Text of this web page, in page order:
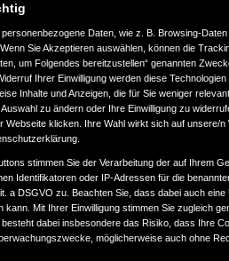
Daten, wie z. B. Browsing-Daten
Sie Akzeptieren auswählen, können die
um Folgendes bereitzustellen“ genannten
Ihrer Einwilligung werden diese
Inhalte und Anzeigen, die für Sie weniger
zu ändern oder Ihre Einwilligung zu
Webseite klicken. Ihre Wahl wirkt sich auf unsere/n
stimmen Sie der Verarbeitung der auf Ihrem
Identifikatoren oder IP-Adressen für die
a DSGVO zu. Beachten Sie, dass dabei auch eine
Mit Ihrer Einwilligung stimmen Sie zugleich
dabei insbesondere das Risiko, dass Ihre
möglicherweise auch ohne